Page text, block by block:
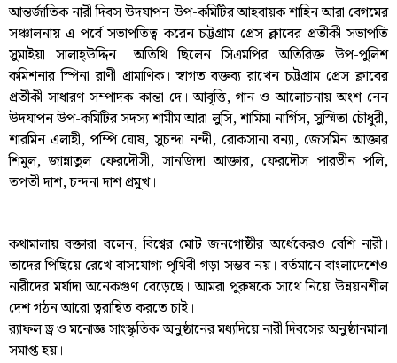
আন্তর্জাতিক নারী দিবস উদযাপন উপ-কমিটির আহবায়ক শাহিন আরা বেগমের
সঞ্চালনায় এ পর্বে সভাপতিত্ব করেন চট্টগ্রাম প্রেস ক্লাবের প্রতীকী সভাপতি
সুমাইয়া সালাহ্উদ্দিন। অতিথি ছিলেন সিএমপির অতিরিক্ত উপ-পুলিশ
কমিশনার স্পিনা রাণী প্রামাণিক। স্বাগত বক্তব্য রাখেন চট্টগ্রাম প্রেস ক্লাবের
প্রতীকী সাধারণ সম্পাদক কান্তা দে। আবৃত্তি, গান ও আলোচনায় অংশ নেন
উদযাপন উপ-কমিটির সদস্য শামীম আরা লুসি, শামিমা নার্গিস, সুস্মিতা চৌধুরী,
শারমিন এলাহী, পম্পি ঘোষ, সুচন্দা নন্দী, রোকসানা বন্যা, জেসমিন আক্তার
শিমুল, জান্নাতুল ফেরদৌসী, সানজিদা আক্তার, ফেরদৌস পারভীন পলি,
তপতী দাশ, চন্দনা দাশ প্রমুখ।
কথামালায় বক্তারা বলেন, বিশ্বের মোট জনগোষ্ঠীর অর্ধেকেরও বেশি নারী।
তাদের পিছিয়ে রেখে বাসযোগ্য পৃথিবী গড়া সম্ভব নয়। বর্তমানে বাংলাদেশেও
নারীদের মর্যাদা অনেকগুণ বেড়েছে। আমরা পুরুষকে সাথে নিয়ে উন্নয়নশীল
দেশ গঠন আরো ত্বরান্বিত করতে চাই।
র‌্যাফল ড্র ও মনোজ্ঞ সাংস্কৃতিক অনুষ্ঠানের মধ্যদিয়ে নারী দিবসের অনুষ্ঠানমালা
সমাপ্ত হয়।